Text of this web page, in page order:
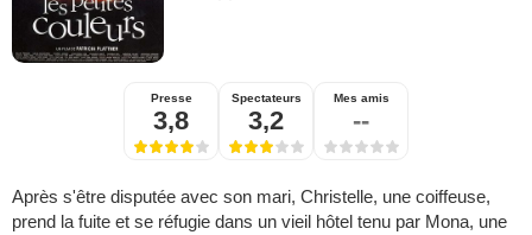
Presse
3,8
Spectateurs
3,2
Mes amis
--
Après s'être disputée avec son mari, Christelle, une coiffeuse,
prend la fuite et se réfugie dans un vieil hôtel tenu par Mona, une